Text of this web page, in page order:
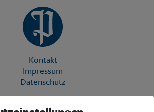
Kontakt
Impressum
Datenschutz